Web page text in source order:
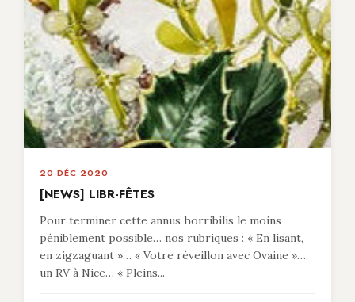
20 DÉC 2020
[NEWS] LIBR-FÊTES
Pour terminer cette annus horribilis le moins
péniblement possible… nos rubriques : « En lisant,
en zigzaguant »… « Votre réveillon avec Ovaine »…
un RV à Nice… « Pleins...